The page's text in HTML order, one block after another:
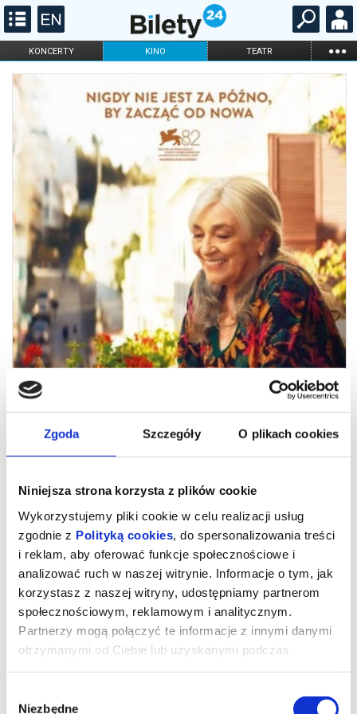
Zgoda Szczegóły O plikach cookies
Niniejsza strona korzysta z plików cookie
Wykorzystujemy pliki cookie w celu realizacji usług
zgodnie z Polityką cookies , do spersonalizowania treści
i reklam, aby oferować funkcje społecznościowe i
analizować ruch w naszej witrynie. Informacje o tym, jak
korzystasz z naszej witryny, udostępniamy partnerom
społecznościowym, reklamowym i analitycznym.
Partnerzy mogą połączyć te informacje z innymi danymi
otrzymanymi od Ciebie lub uzyskanymi podczas
Niezbędne
KONCERTY KINO TEATR ...
FILHARMONIA OPERA I BALET
ONLINE KARNETY
Drugie życie
„Drugie życie” – zdobywca nagrody publiczności na festiwalu
filmowym w Wenecji – to emanujący optymizmem i pogodą ducha
(„Kobiety na skraju załamania nerwowego”, „Volver”).
María Ángeles od czterdziestu lat mieszka w słonecznym
apartamencie w sercu marokańskiego Tangeru. To miejsce, które